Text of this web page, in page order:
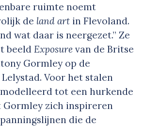
ruimte noemt
de land art in Flevoland.
wat daar is neergezet.” Ze
beeld Exposure van de Britse
Gormley op de
Voor het stalen
tot een hurkende
zich inspireren
die de